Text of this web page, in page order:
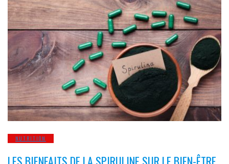
NUTRITION